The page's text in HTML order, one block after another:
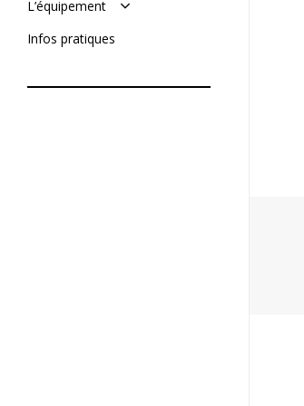
Soumettre un projet
L’équipement
De tournage
De post-production
Infos pratiques